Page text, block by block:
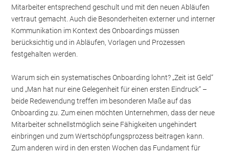
Mitarbeiter entsprechend geschult und mit den neuen Abläufen
vertraut gemacht. Auch die Besonderheiten externer und interner
Kommunikation im Kontext des Onboardings müssen
berücksichtig und in Abläufen, Vorlagen und Prozessen
festgehalten werden.
Warum sich ein systematisches Onboarding lohnt? „Zeit ist Geld“
und „Man hat nur eine Gelegenheit für einen ersten Eindruck“ –
beide Redewendung treffen im besonderen Maße auf das
Onboarding zu. Zum einen möchten Unternehmen, dass der neue
Mitarbeiter schnellstmöglich seine Fähigkeiten ungehindert
einbringen und zum Wertschöpfungsprozess beitragen kann.
Zum anderen wird in den ersten Wochen das Fundament für